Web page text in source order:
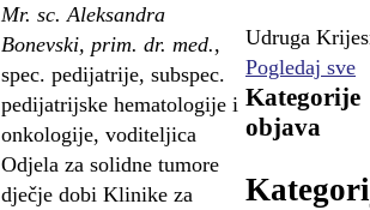
Mr. sc. Aleksandra
Bonevski, prim. dr. med.,
spec. pedijatrije, subspec.
pedijatrijske hematologije i
onkologije, voditeljica
Odjela za solidne tumore
dječje dobi Klinike za
Udruga
Pogledaj sve
Kategorije
objava